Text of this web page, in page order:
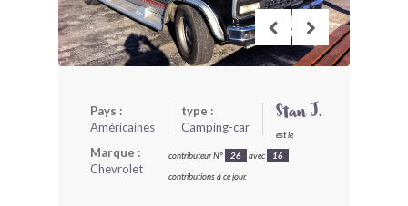
Pays :
Américaines
type :
Camping-car
Marque :
Chevrolet
Stan J.
est le
contributeur N° 26 avec 16
contributions à ce jour.